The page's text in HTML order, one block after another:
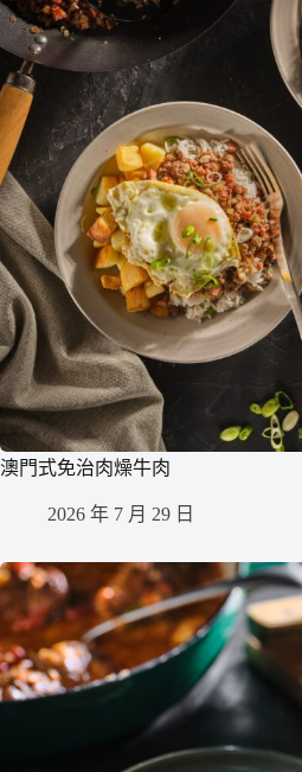
澳門式免治肉燥牛肉
2026 年 7 月 29 日